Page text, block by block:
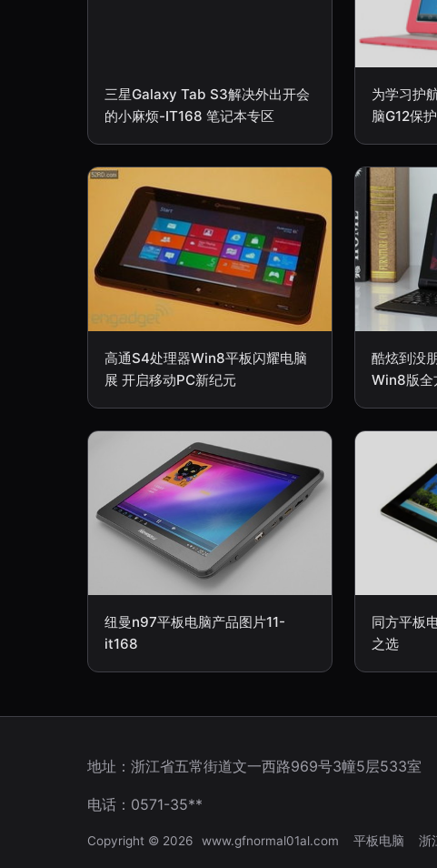
三星Galaxy Tab S3解决外出开会
的小麻烦-IT168 笔记本专区
为学习护
脑G12保
高通S4处理器Win8平板闪耀电脑
展 开启移动PC新纪元
酷炫到没
Win8版全
纽曼n97平板电脑产品图片11-
it168
同方平板
之选
地址：浙江省五常街道文一西路969号3幢5层533室
电话：0571-35**
Copyright © 2026 www.gfnormal01al.com 平板电脑 浙